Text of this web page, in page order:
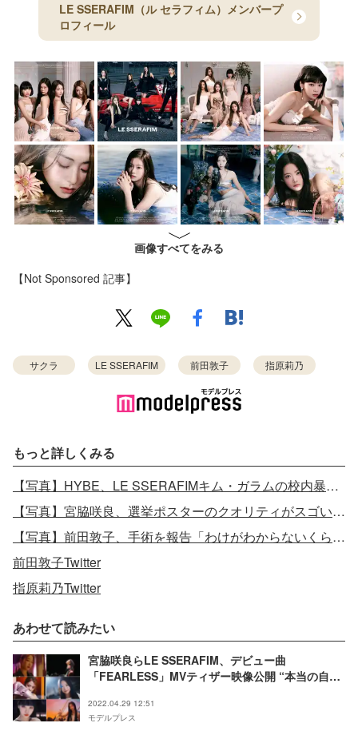
LE SSERAFIM（ル セラフィム）メンバープ
ロフィール
画像すべてをみる
【Not Sponsored 記事】
サクラ LE SSERAFIM 前田敦子 指原莉乃
もっと詳しくみる
【写真】HYBE、LE SSERAFIMキム・ガラムの校内暴力疑惑にコメント
【写真】宮脇咲良、選挙ポスターのクオリティがスゴい 前田敦子ら大先輩を完コピ
【写真】前田敦子、手術を報告「わけがわからないくらい痛かった」
前田敦子Twitter
指原莉乃Twitter
あわせて読みたい
宮脇咲良らLE SSERAFIM、デビュー曲
「FEARLESS」MVティザー映像公開 “本当の自
2022.04.29 12:51
モデルプレス